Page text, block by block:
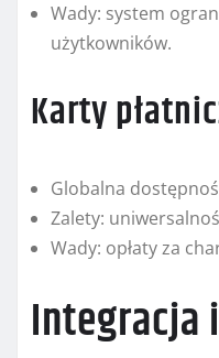
Wady: system
użytkowników.
Karty
Globalna
Zalety:
Wady: opłaty za
Integracja